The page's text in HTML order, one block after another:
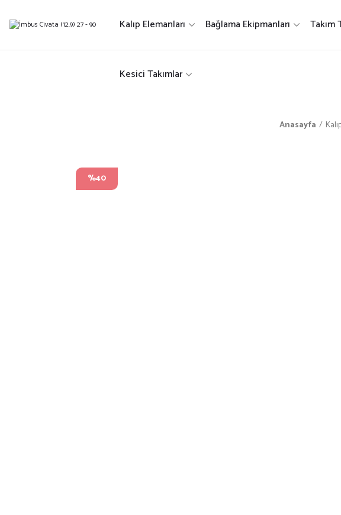
Kalıp Elemanları Bağlama Ekipmanları Takım
Kesici Takımlar
Anasayfa
%40